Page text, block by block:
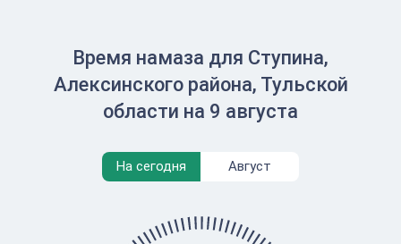
Время намаза для Ступина,
Алексинского района, Тульской
области на 9 августа
На сегодня Август